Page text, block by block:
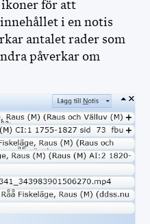
för att
i en notis
antalet rader som
påverkar om